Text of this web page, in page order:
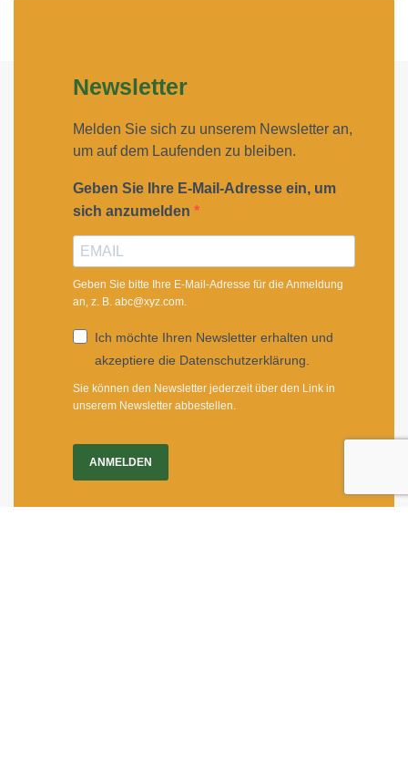
Newsletter
Melden Sie sich zu unserem Newsletter an,
um auf dem Laufenden zu bleiben.
Geben Sie Ihre E-Mail-Adresse ein, um
sich anzumelden
Geben Sie bitte Ihre E-Mail-Adresse für die Anmeldung
an, z. B. abc@xyz.com.
Ich möchte Ihren Newsletter erhalten und
akzeptiere die Datenschutzerklärung.
Sie können den Newsletter jederzeit über den Link in
unserem Newsletter abbestellen.
ANMELDEN